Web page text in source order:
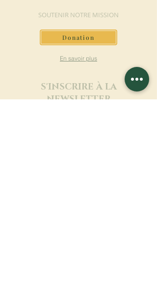
SOUTENIR NOTRE MISSION
Donation
En savoir plus
S'INSCRIRE À LA
NEWSLETTER